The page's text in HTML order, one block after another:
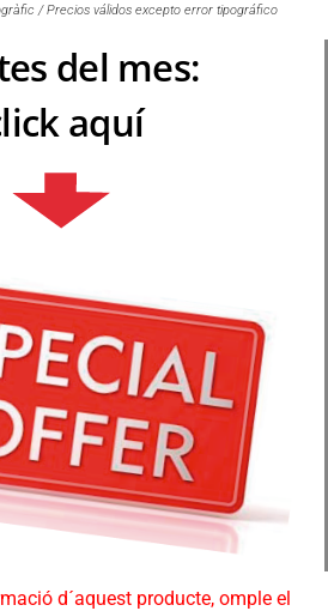
/ Precios válidos excepto error tipográfico
del mes:
aquí
d´aquest producte, omple el